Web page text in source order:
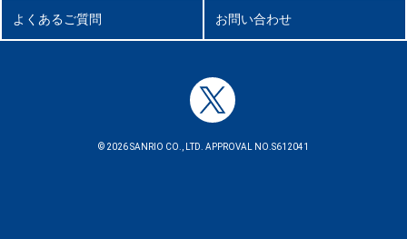
よくあるご質問 お問い合わせ
© 2026 SANRIO CO., LTD. APPROVAL NO.S612041